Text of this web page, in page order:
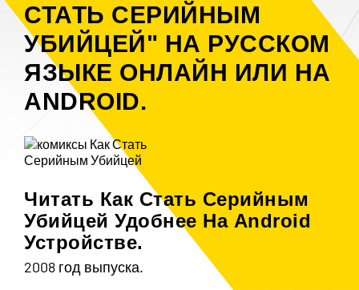
СТАТЬ СЕРИЙНЫМ
УБИЙЦЕЙ" НА РУССКОМ
ЯЗЫКЕ ОНЛАЙН ИЛИ НА
ANDROID.
Читать Как Стать Серийным
Убийцей Удобнее На Android
Устройстве.
2008 год выпуска.